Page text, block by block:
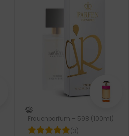
Frauenparfum – 598 (100ml)
(3)